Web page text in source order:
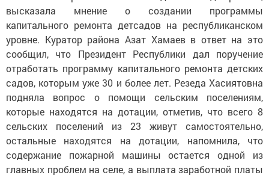
высказала мнение о создании программы
капитального ремонта детсадов на республиканском
уровне. Куратор района Азат Хамаев в ответ на это
сообщил, что Президент Республики дал поручение
отработать программу капитального ремонта детских
садов, которым уже 30 и более лет. Резеда Хасиятовна
подняла вопрос о помощи сельским поселениям,
которые находятся на дотации, отметив, что всего 8
сельских поселений из 23 живут самостоятельно,
остальные находятся на дотации, напомнила, что
содержание пожарной машины остается одной из
главных проблем на селе, а выплата заработной платы